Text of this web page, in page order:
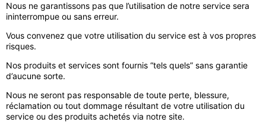
Nous ne garantissons pas que l’utilisation de notre service sera
ininterrompue ou sans erreur.
Vous convenez que votre utilisation du service est à vos propres
risques.
Nos produits et services sont fournis “tels quels” sans garantie
d’aucune sorte.
Nous ne seront pas responsable de toute perte, blessure,
réclamation ou tout dommage résultant de votre utilisation du
service ou des produits achetés via notre site.